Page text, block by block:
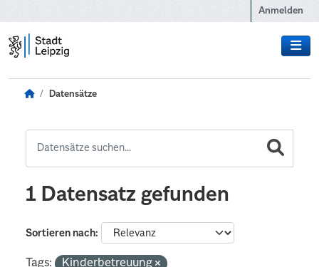
Anmelden
Datensätze
1 Datensatz gefunden
Sortieren nach
Tags:
Kinderbetreuung